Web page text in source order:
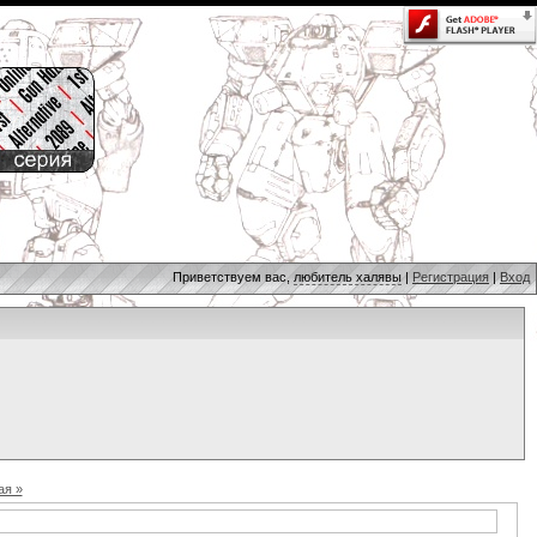
Приветствуем вас, любитель халявы | Регистрация |Вход
»